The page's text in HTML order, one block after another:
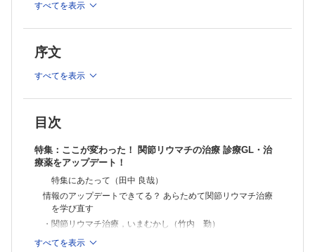
リウマチ患者さんの「困った！」「大丈夫？」に対処する
・治療はいつまで続くの？ 患者さんに治療目標と治療原則を伝える
（平田 信太郎）
・薬は減らせないの？ 疾患活動性と希望に応じて減薬を処方医に相談
・薬は減らせないの？ 患者さんの経済負担を考慮して処方変更を処方
・挙児希望をもつ男性・女性でもリウマチ治療はできる？（岡本 奈
美）
・バイオシミラー（バイオ後続品）は本当に同じ効果？（山崎 聡士）
・手術前後に休薬は必要？（松野 博明）
・痛みやこわばりを軽減する方法は？（住友 秀次）
・リウマチ治療中でもワクチンは打って大丈夫？（中山田 真吾 ほ
か）
・メトトレキサートを飲み忘れてしまう！（平野 亨）
・禁煙はすべき？ 喫煙はなぜよくない？（井畑 淳）
浩）
※本製品はPCでの閲覧も可能です。
境で閲覧可能なPDF版をご覧いただけます。詳細はこちらでご確
推奨ブラウザ： Firefox 最新版 / Google Chrome 最新版 / Safari
最新版
すべてを表示
序文
すべてを表示
目次
特集：ここが変わった！ 関節リウマチの治療 診療GL・治
療薬をアップデート！
特集にあたって（田中 良哉）
情報のアップデートできてる？ あらためて関節リウマチ治療
を学び直す
・関節リウマチ治療，いまむかし（竹内 勤）
・端的に理解する！ 最新の薬物治療アルゴリズムと薬剤が変
すべてを表示